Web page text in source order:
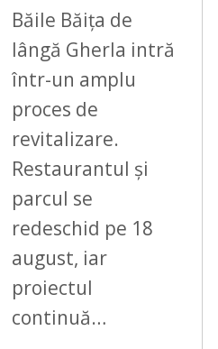
Băile Băița de
lângă Gherla intră
într-un amplu
proces de
revitalizare.
Restaurantul și
parcul se
redeschid pe 18
august, iar
proiectul
continuă…